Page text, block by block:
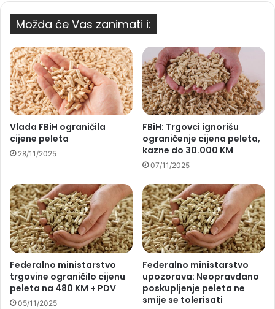
Možda će Vas zanimati i:
Vlada FBiH ograničila
cijene peleta
28/11/2025
FBiH: Trgovci ignorišu
ograničenje cijena peleta,
kazne do 30.000 KM
07/11/2025
Federalno ministarstvo
trgovine ograničilo cijenu
peleta na 480 KM + PDV
05/11/2025
Federalno ministarstvo
upozorava: Neopravdano
poskupljenje peleta ne
smije se tolerisati